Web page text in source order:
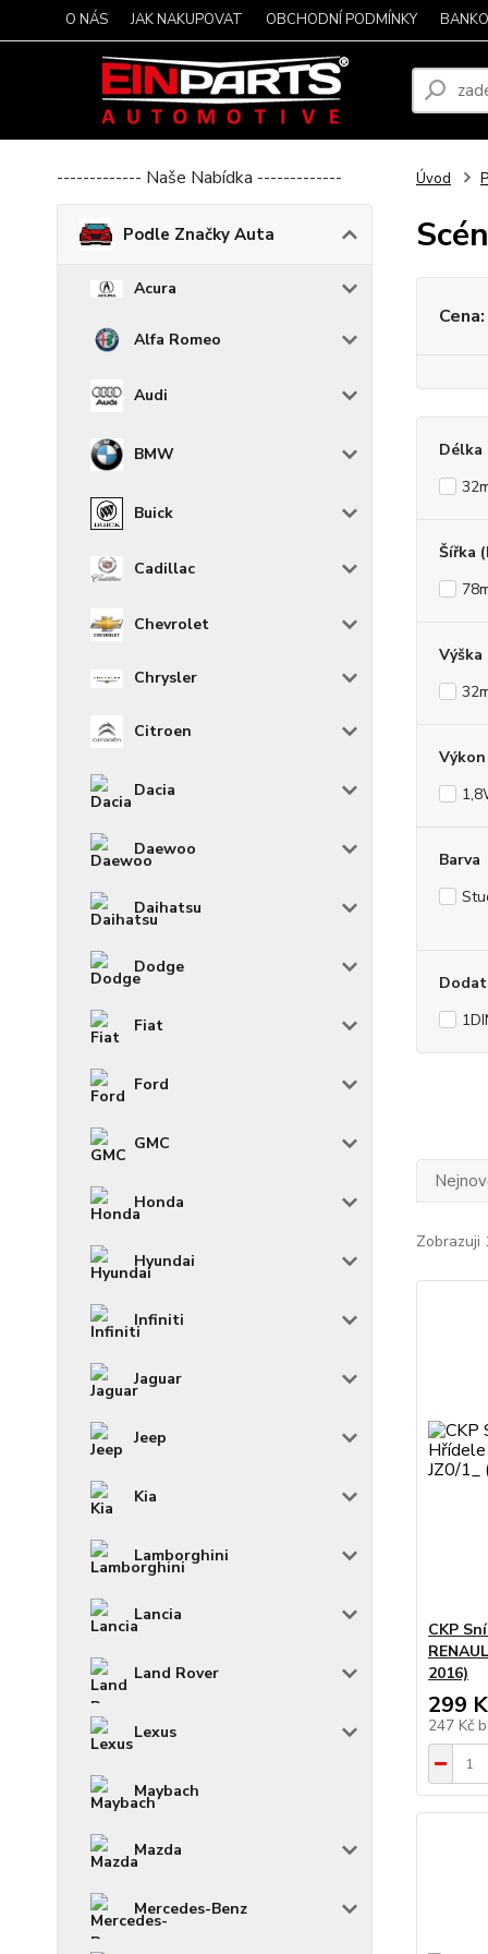
O NÁS JAK NAKUPOVAT OBCHODNÍ PODMÍNKY
------------- Naše Nabídka -------------
Podle Značky Auta
Acura
Alfa Romeo
Audi
BMW
Buick
Cadillac
Chevrolet
Chrysler
Citroen
Dacia
Daewoo
Daihatsu
Dodge
Fiat
Ford
GMC
Honda
Hyundai
Infiniti
Jaguar
Jeep
Kia
Lamborghini
Lancia
Land Rover
Lexus
Maybach
Mazda
Mercedes-Benz
Úvod
Cena:
Délka
Šířka
Výška
Barva
Zobrazuji
CKP
2016)
299
247 Kč